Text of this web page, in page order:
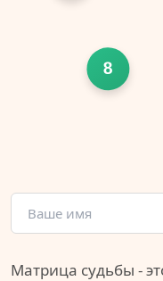
8
Матрица судьбы -